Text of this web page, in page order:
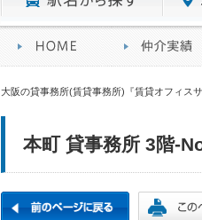
大阪の貸事務所(賃貸事務所)『賃貸オフィスサ
本町 貸事務所 3階-